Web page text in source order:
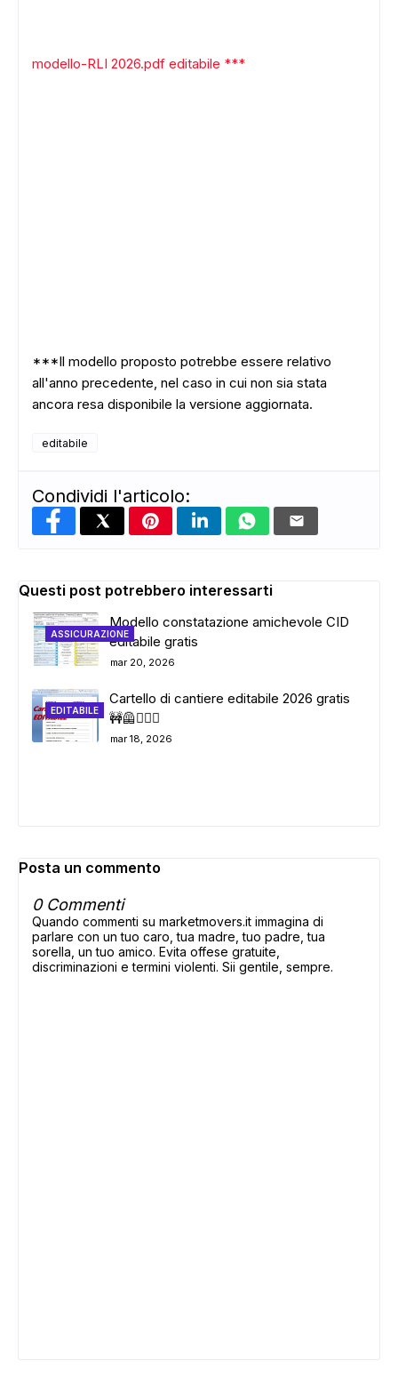
modello-RLI 2026.pdf editabile ***
***Il modello proposto potrebbe essere relativo
all'anno precedente, nel caso in cui non sia stata
ancora resa disponibile la versione aggiornata.
editabile
Condividi l'articolo:
Questi post potrebbero interessarti
ASSICURAZIONE
Modello constatazione amichevole CID
editabile gratis
mar 20, 2026
EDITABILE
Cartello di cantiere editabile 2026 gratis
🚧🦺👷🏼‍♂️
mar 18, 2026
Posta un commento
0 Commenti
Quando commenti su marketmovers.it immagina di
parlare con un tuo caro, tua madre, tuo padre, tua
sorella, un tuo amico. Evita offese gratuite,
discriminazioni e termini violenti. Sii gentile, sempre.